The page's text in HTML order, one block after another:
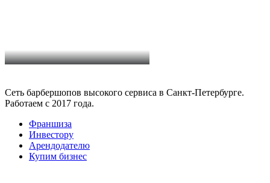
Сеть барбершопов высокого сервиса в Санкт-Петербурге.
Работаем с 2017 года.
Франшиза
Инвестору
Арендодателю
Купим бизнес